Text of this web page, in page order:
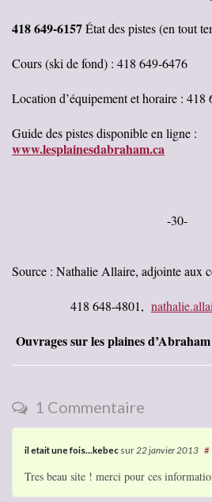
418 649-6157État des pistes (en tout
Cours (ski de fond) : 418 649-6476
Location d’équipement et horaire : 418
Guide des pistes disponible en ligne :
www.lesplainesdabraham.ca
-30-
Source : Nathalie Allaire, adjointe
418 648-4801,
Ouvrages sur les plaines
1 Commentaire
il etait une fois...kebec sur 22 janvier 2013 #
Tres beau site ! merci pour ces